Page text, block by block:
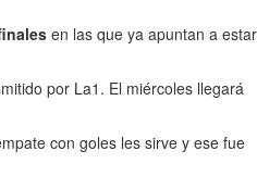
en las que ya apuntan a estar
por La1. El miércoles llegará
con goles les sirve y ese fue